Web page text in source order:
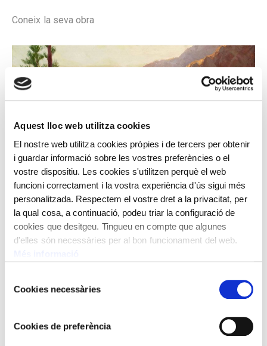
Aquest lloc web utilitza cookies
El nostre web utilitza cookies pròpies i de tercers per obtenir
i guardar informació sobre les vostres preferències o el
vostre dispositiu. Les cookies s'utilitzen perquè el web
funcioni correctament i la vostra experiència d'ús sigui més
personalitzada. Respectem el vostre dret a la privacitat, per
la qual cosa, a continuació, podeu triar la configuració de
cookies que desitgeu. Tingueu en compte que algunes
d'elles són necessàries per al bon funcionament del web.
deCookies necessàries
Cookies de preferència
Coneix la seva obra
DOMINGO SOLER